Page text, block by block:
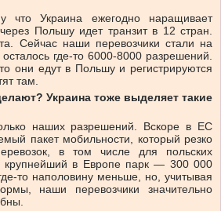
что Украина ежегодно наращивает
Польшу идет транзит в 12 стран.
Сейчас наши перевозчики стали на
где-то 6000-8000 разрешений.
они едут в Польшу и регистрируются
там.
Украина тоже выделяет такие
наших разрешений. Вскоре в ЕС
пакет мобильности, который резко
в том числе для польских
крупнейший в Европе парк — 300 000
то наполовину меньше, но, учитывая
наши перевозчики значительно